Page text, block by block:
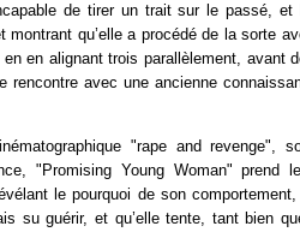
de tirer un trait sur le passé,
qu’elle a procédé de la sorte
en alignant trois parallèlement, avant
rencontre avec une ancienne
"rape and revenge",
"Promising Young Woman" prend
le pourquoi de son
su guérir, et qu’elle tente, tant bien